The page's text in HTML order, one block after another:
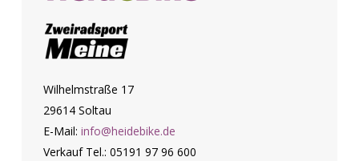
Wilhelmstraße 17
29614 Soltau
E-Mail: info@heidebike.de
Verkauf Tel.: 05191 97 96 600